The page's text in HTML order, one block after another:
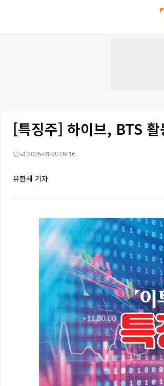
[특징주] 하이브, BTS
입력 2026-01-20 09:16
유한새 기자